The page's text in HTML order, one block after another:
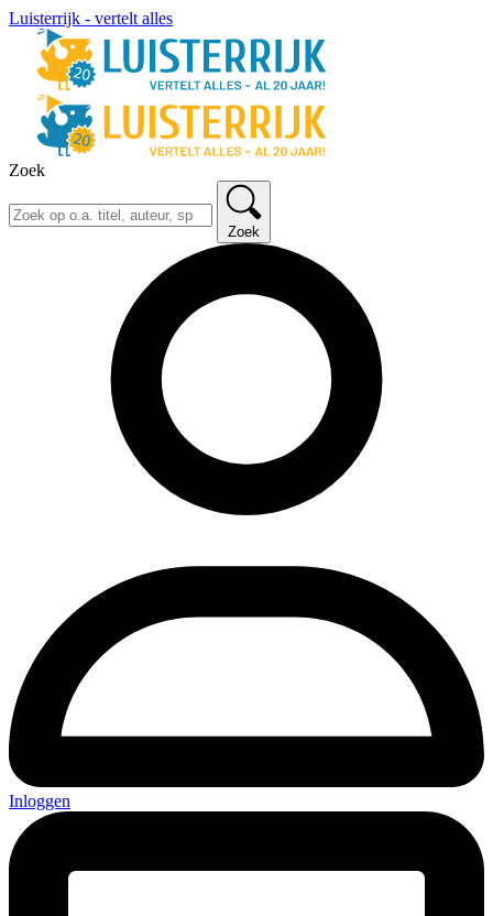
Luisterrijk - vertelt alles
Zoek
Zoek
Inloggen